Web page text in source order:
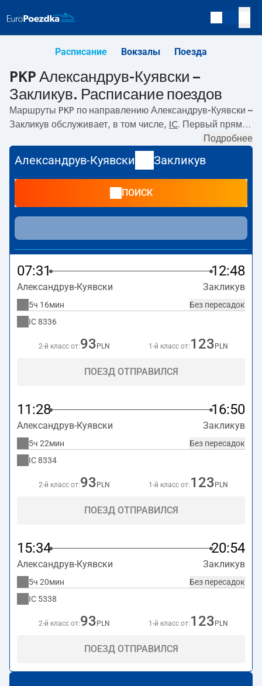
Расписание Вокзалы Поезда
PKP Александрув-Куявски –
Закликув. Расписание поездов
Маршруты PKP по направлению Александрув-Куявски –
Закликув обслуживает, в том числе, IC. Первый прямой
с вокзала PKP Александрув-
15:34. Самое быстрое путешествие предлагает прямой
поездNOTEĆ . Поездка на нём занимает05:16. По
Александрув-Куявски
курсируют другие поезда:- предлагают более низкую
цену билета и, как правило, более долгое время в пути.
Поезд заканчивает маршрут на станции Закликув.
Подробнее
Александрув-Куявски Закликув
ПОИСК
07:31 12:48
Александрув-Куявски Закликув
Без пересадок
5ч 16мин
IC8336
2-й класс от:93 PLN 1-й класс от: 123 PLN
ПОЕЗД ОТПРАВИЛСЯ
11:28 16:50
Александрув-Куявски Закликув
Без пересадок
5ч 22мин
IC8334
2-й класс от:93 PLN 1-й класс от: 123 PLN
ПОЕЗД ОТПРАВИЛСЯ
15:34 20:54
Александрув-Куявски Закликув
Без пересадок
5ч 20мин
IC 5338
2-й класс от:93 PLN 1-й класс от: 123 PLN
ПОЕЗД ОТПРАВИЛСЯ